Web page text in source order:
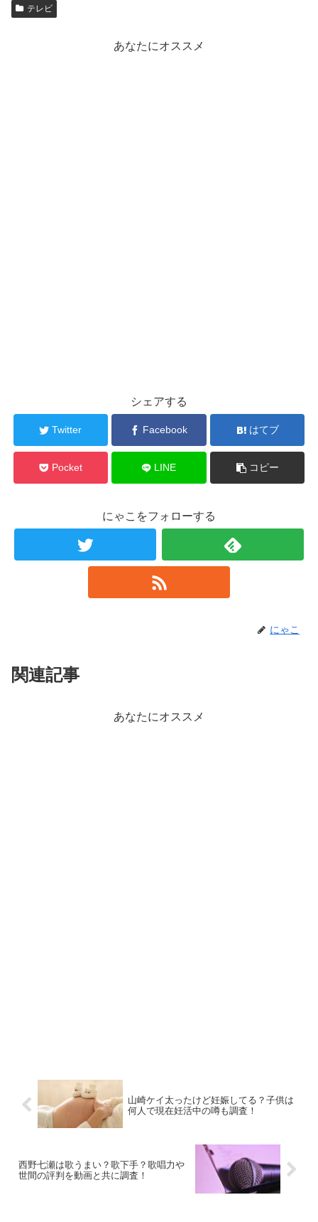
テレビ
あなたにオススメ
シェアする
Twitter Facebook はてブ
Pocket LINE コピー
にゃこをフォローする
にゃこ
関連記事
あなたにオススメ
山崎ケイ太ったけど妊娠してる？子供は
何人で現在妊活中の噂も調査！
西野七瀬は歌うまい？歌下手？歌唱力や
世間の評判を動画と共に調査！